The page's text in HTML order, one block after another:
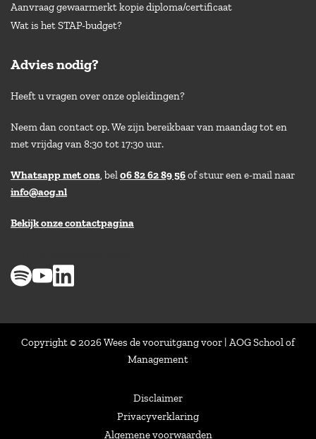
Aanvraag gewaarmerkt kopie diploma/certificaat
Wat is het STAP-budget?
Advies nodig?
Heeft u vragen over onze opleidingen?
Neem dan contact op. We zijn bereikbaar van maandag tot en
met vrijdag van 8:30 tot 17:30 uur.
Whatsapp met ons, bel06 82 62 89 56of stuur een e-mail naar
info@aog.nl
Bekijk onze contactpagina
Copyright © 2026 Wees de vooruitgang voor | AOG School of
Management
Disclaimer
Privacyverklaring
Algemene voorwaarden